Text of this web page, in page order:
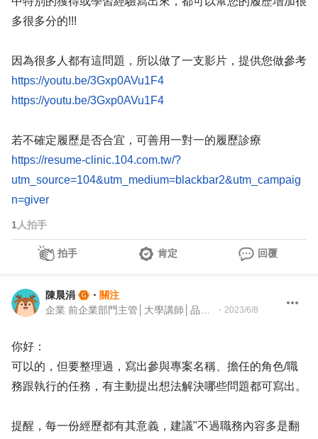
多很多分的!!!
因為很多人都有這問題，所以做了一支影片，提供您做參考
https://youtu.be/3Gxp0AVu1F4
https://youtu.be/3Gxp0AVu1F4
若不確定履歷是否合宜，可善用一對一的履歷診療
https://resume-clinic.104.com.tw/?
utm_source=104&utm_medium=blackbar2&utm_campaig
n=giver
1 人拍手
拍手 肯定 回覆
陳晨涓 ・ 關注
・ 2023/6/8
你好：
可以的，但要整理過，寫出參與專案名稱、擔任的角色/職
務跟執行的任務，有主動提出想法解決哪些問題都可寫出。
提醒，每一份經歷都有其意義，建議"不過職務內容多是翻